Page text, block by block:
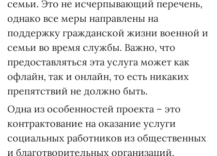
семьи. Это не исчерпывающий перечень,
однако все меры направлены на
поддержку гражданской жизни военной и
семьи во время службы. Важно, что
предоставляться эта услуга может как
офлайн, так и онлайн, то есть никаких
препятствий не должно быть.
Одна из особенностей проекта – это
контрактование на оказание услуги
социальных работников из общественных
и благотворительных организаций.